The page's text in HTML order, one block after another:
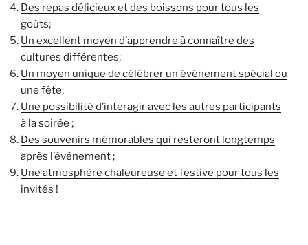
Des repas délicieux et des boissons pour tous les
goûts;
Un excellent moyen d’apprendre à connaître des
cultures différentes;
Un moyen unique de célébrer un événement spécial ou
une fête;
Une possibilité d’interagir avec les autres participants
à la soirée ;
Des souvenirs mémorables qui resteront longtemps
après l’événement ;
Une atmosphère chaleureuse et festive pour tous les
invités !